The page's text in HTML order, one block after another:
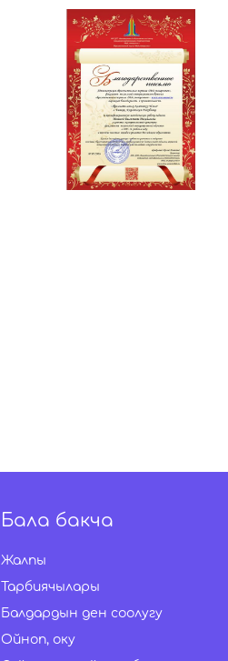
Бала бакча
Жалпы
Тарбиячылары
Балдардын ден соолугу
Ойноп, оку